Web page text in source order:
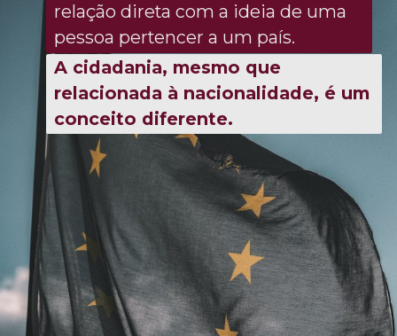
relação direta com a ideia de uma
pessoa pertencer a um país.
A cidadania, mesmo que
relacionada à nacionalidade, é um
conceito diferente.